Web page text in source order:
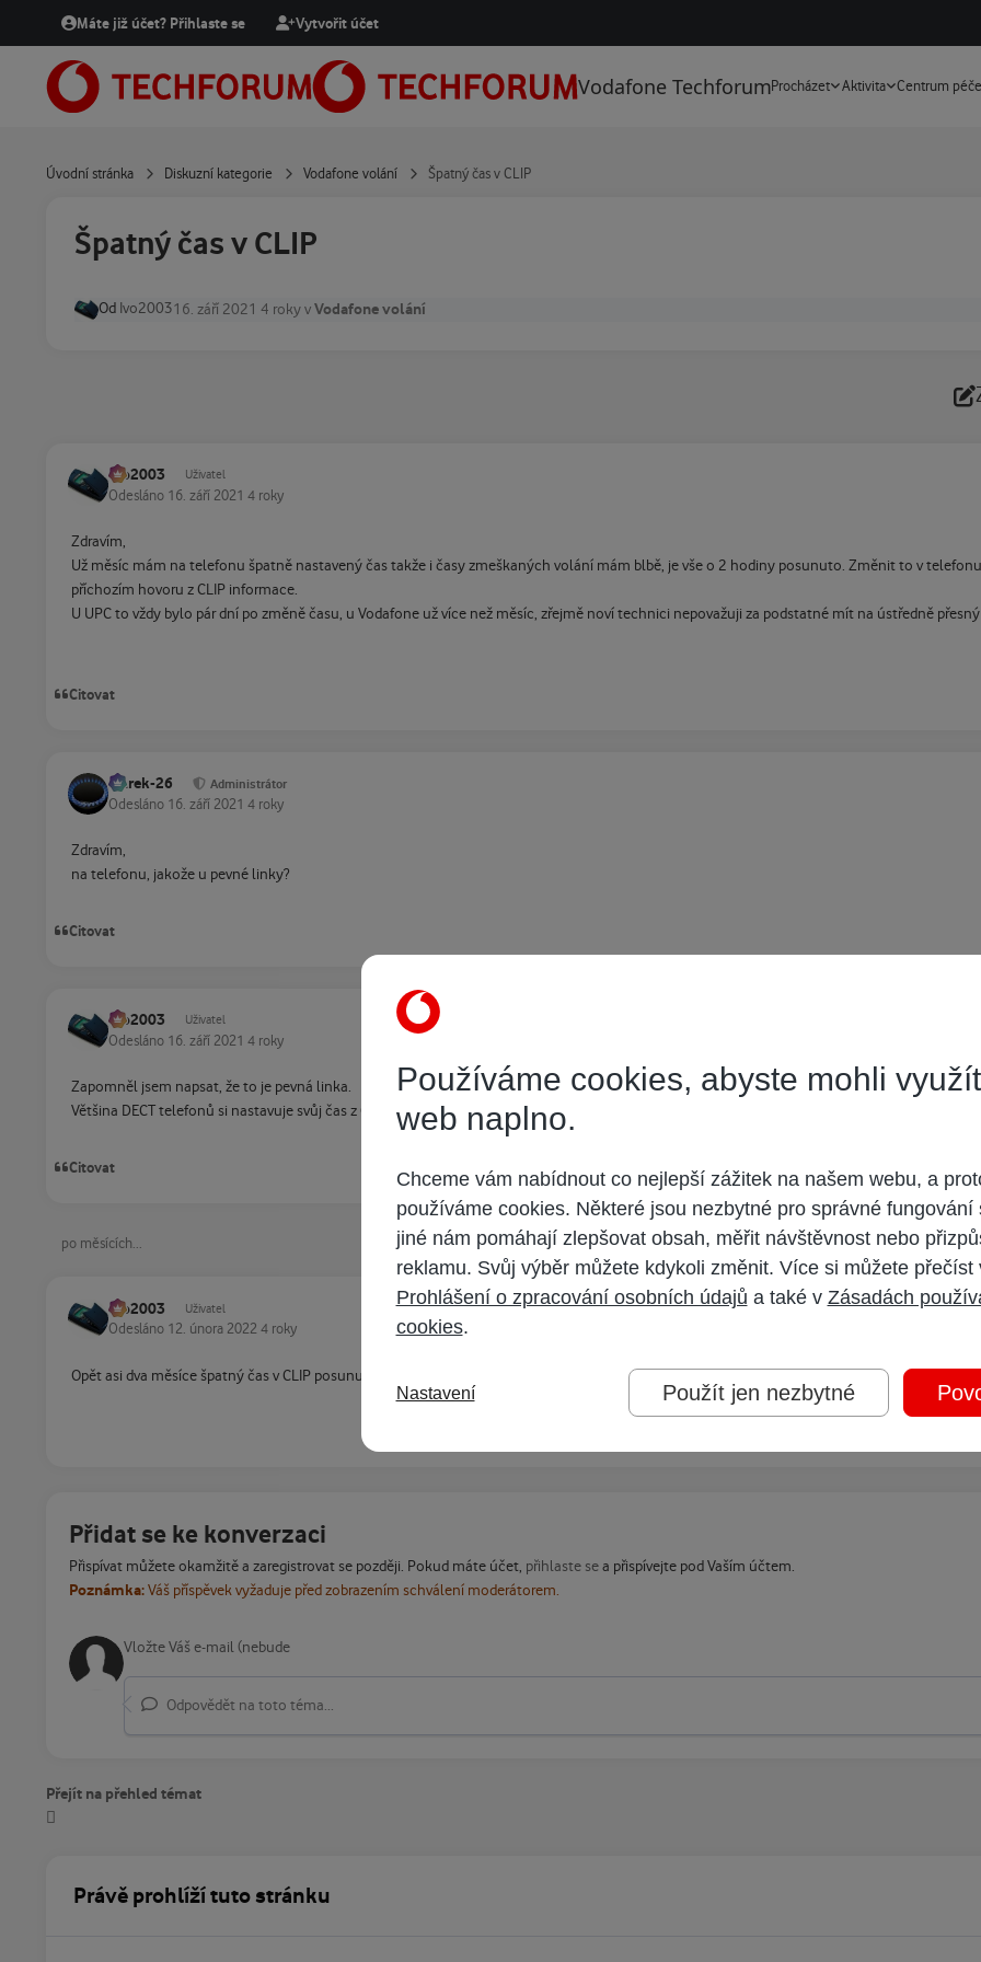
Přejít na obsah
Máte již účet? Přihlaste se Vytvořit účet
Vodafone TechforumProcházet Aktivita Centrum péče
Úvodní stránka Diskuzní kategorie Vodafone volání Špatný čas v CLIP
Špatný čas v CLIP
Od Ivo200316. září 2021 4 rokyvVodafone volání
Ivo2003 Uživatel
Odesláno 16. září 2021 4 roky
Zdravím,
Už měsíc mám na telefonu špatně nastavený čas takže i časy zmeškaných volání mám blbě, je vše o 2 hodiny posunuto. Změnit to v
příchozím hovoru z CLIP informace.
U UPC to vždy bylo pár dní po změně času, u Vodafone už více než měsíc, zřejmě noví technici nepovažuji za podstatné mít na ústředně
Citovat
Marek-26 Administrátor
Odesláno 16. září 2021 4 roky
Zdravím,
na telefonu, jakože u pevné linky?
Citovat
Ivo2003 Uživatel
Odesláno 16. září 2021 4 roky
Zapomněl jsem napsat, že to je pevná linka.
Většina DECT telefonů si nastavuje svůj čas z CLIP informace, co se přenáší po prvém zazvonění, tato informace obsahuje čas, telefonní číslo
Citovat
po měsících...
Ivo2003 Uživatel
Odesláno 12. února 2022 4 roky
Opět asi dva měsíce špatný čas v CLIP posunut o dvě hodiny. Mohl by se k tomu vyjádřit samotný Vodafone proč to tak je?
Přidat se ke konverzaci
Přispívat můžete okamžitě a zaregistrovat se později. Pokud máte účet, přihlaste sea přispívejte pod Vaším účtem.
Poznámka:Váš příspěvek vyžaduje před zobrazením schválení moderátorem.
Odpovědět na toto téma...
Přejít na přehled témat
Právě prohlíží tuto stránku
Používáme cookies, abyste mohli
web naplno.
Chceme vám nabídnout co nejlepší zážitek na našem webu, a
používáme cookies. Některé jsou nezbytné pro správné fungování
jiné nám pomáhají zlepšovat obsah, měřit návštěvnost nebo
reklamu. Svůj výběr můžete kdykoli změnit. Více si můžete
Prohlášení o zpracování osobních údajů a také v Zásadách
cookies.
Použít jen nezbytné
Nastavení